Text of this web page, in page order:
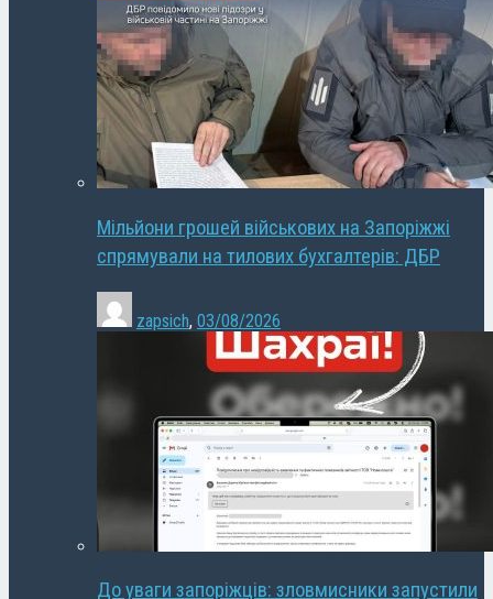
Мільйони грошей військових на Запоріжжі
спрямували на тилових бухгалтерів: ДБР
zapsich, 03/08/2026
До уваги запоріжців: зловмисники запустили